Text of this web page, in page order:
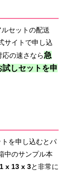
セットの配送
サイトで申し込
応の速さなら急
しセットを申
を申し込むとパ
中のサンプル本
x 13 x 3と非常に